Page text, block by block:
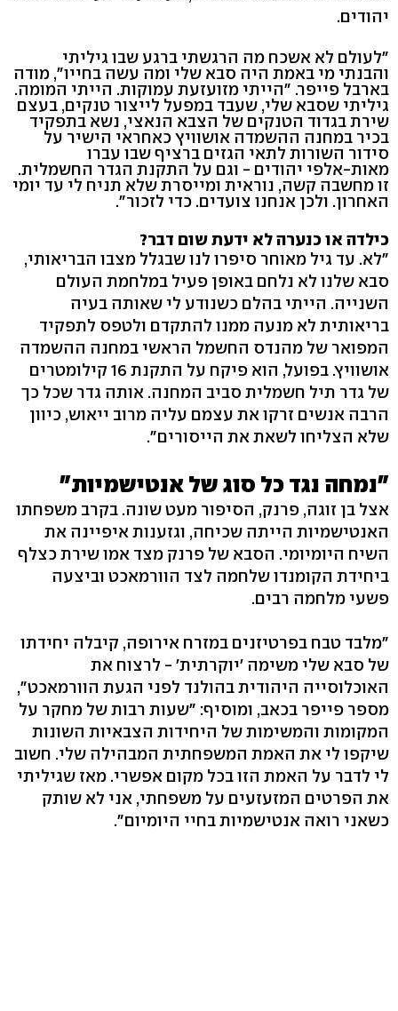
יהודים.
"לעולם לא אשכח מה הרגשתי ברגע שבו גיליתי
והבנתי מי באמת היה סבא שלי ומה עשה בחייו", מודה
בארבל פייפר. "הייתי מזועזעת עמוקות. הייתי המומה.
גיליתי שסבא שלי, שעבד במפעל לייצור טנקים, בעצם
שירת בגדוד הטנקים של הצבא הנאצי, נשא בתפקיד
בכיר במחנה ההשמדה אושוויץ כאחראי הישיר על
סידור השורות לתאי הגזים ברציף שבו עברו
מאות-אלפי יהודים - וגם על התקנת הגדר החשמלית.
זו מחשבה קשה, נוראית ומייסרת שלא תניח לי עד יומי
האחרון. ולכן אנחנו צועדים. כדי לזכור".
כילדה או כנערה לא ידעת שום דבר?
"לא. עד גיל מאוחר סיפרו לנו שבגלל מצבו הבריאותי,
סבא שלנו לא נלחם באופן פעיל במלחמת העולם
השנייה. הייתי בהלם כשנודע לי שאותה בעיה
בריאותית לא מנעה ממנו להתקדם ולטפס לתפקיד
המפואר של מהנדס החשמל הראשי במחנה ההשמדה
אושוויץ. בפועל, הוא פיקח על התקנת 16 קילומטרים
של גדר תיל חשמלית סביב המחנה. אותה גדר שכל כך
הרבה אנשים זרקו את עצמם עליה מרוב ייאוש, כיוון
שלא הצליחו לשאת את הייסורים".
"נמחה נגד כל סוג של אנטישמיות"
אצל בן זוגה, פרנק, הסיפור מעט שונה. בקרב משפחתו
האנטישמיות הייתה שכיחה, וגזענות איפיינה את
השיח היומיומי. הסבא של פרנק מצד אמו שירת כצלף
ביחידת הקומנדו שלחמה לצד הוורמאכט וביצעה
פשעי מלחמה רבים.
"מלבד טבח בפרטיזנים במזרח אירופה, קיבלה יחידתו
של סבא שלי משימה 'יוקרתית' - לרצוח את
האוכלוסייה היהודית בהולנד לפני הגעת הוורמאכט",
מספר פייפר בכאב, ומוסיף: "שעות רבות של מחקר על
המקומות והמשימות של היחידות הצבאיות השונות
שיקפו לי את האמת המשפחתית המבהילה שלי. חשוב
לי לדבר על האמת הזו בכל מקום אפשרי. מאז שגיליתי
את הפרטים המזעזעים על משפחתי, אני לא שותק
כשאני רואה אנטישמיות בחיי היומיום".